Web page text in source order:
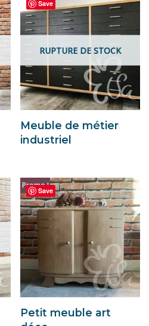
Save
RUPTURE DE STOCK
Meuble de métier
industriel
Save
Promo !
Petit meuble art